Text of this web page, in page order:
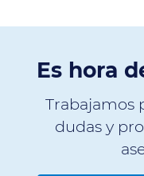
Es hora
Trabajamos
dudas y